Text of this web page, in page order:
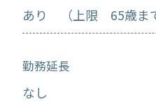
あり （上限 65歳ま
勤務延長
なし